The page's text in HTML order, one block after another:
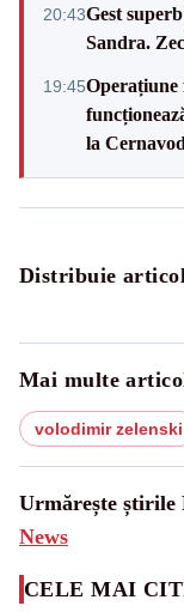
20:43Gest
Sandra.
19:45Operațiune
la
Distribuie
Mai multe
volodimir zelenski
Urmărește știrile
News
CELE MAI